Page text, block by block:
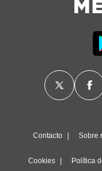
Contacto Sobre
Cookies Política